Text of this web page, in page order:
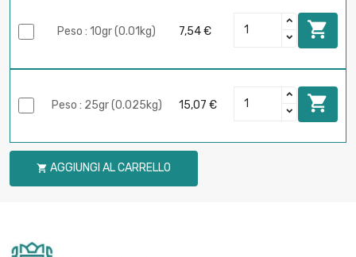
Peso : 10gr (0.01kg) 7,54 € 
Peso : 25gr (0.025kg) 15,07 € 
 AGGIUNGI AL CARRELLO